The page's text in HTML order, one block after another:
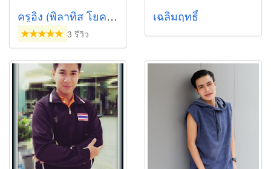
ครูอิง (พิลาทิส โยคะ เวทเทรนนิ่ง)
3 รีวิว
เฉลิมฤทธิ์